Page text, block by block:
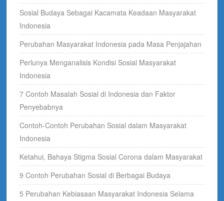
Sosial Budaya Sebagai Kacamata Keadaan Masyarakat
Indonesia
Perubahan Masyarakat Indonesia pada Masa Penjajahan
Perlunya Menganalisis Kondisi Sosial Masyarakat
Indonesia
7 Contoh Masalah Sosial di Indonesia dan Faktor
Penyebabnya
Contoh-Contoh Perubahan Sosial dalam Masyarakat
Indonesia
Ketahui, Bahaya Stigma Sosial Corona dalam Masyarakat
9 Contoh Perubahan Sosial di Berbagai Budaya
5 Perubahan Kebiasaan Masyarakat Indonesia Selama